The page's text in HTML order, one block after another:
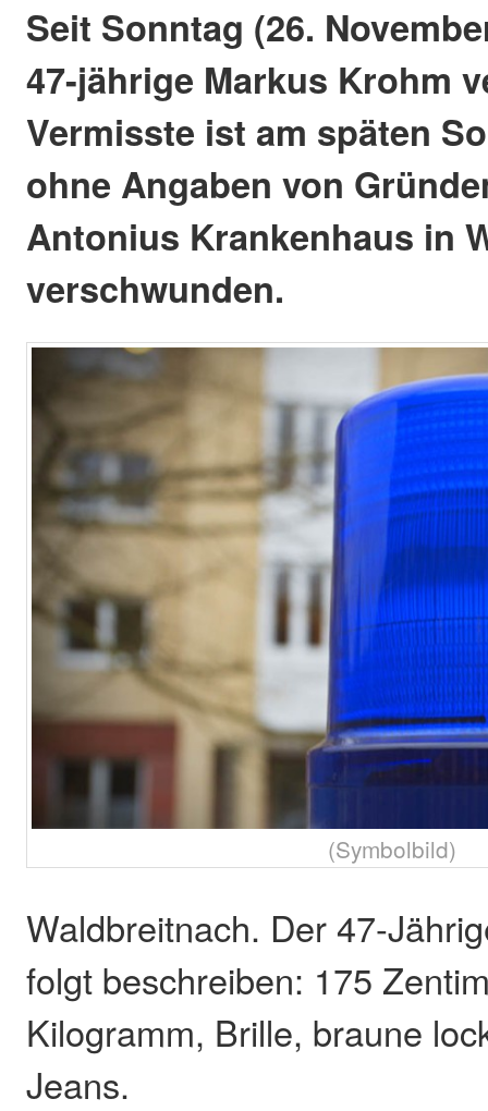
Seit Sonntag (26.
47-jährige Markus Krohm
Vermisste ist am späten
ohne Angaben von
Antonius Krankenhaus in
verschwunden.
(Symbolbild)
Waldbreitnach. Der 47-
folgt beschreiben: 175
Kilogramm, Brille, braune
Jeans.